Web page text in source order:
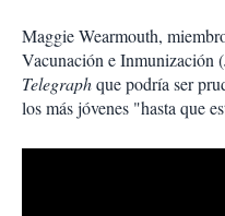
Maggie Wearmouth,
Vacunación e Inmunización
Telegraphque podría ser
los más jóvenes "hasta que